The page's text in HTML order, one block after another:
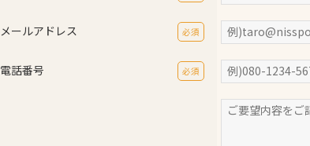
メールアドレス 必須
電話番号 必須